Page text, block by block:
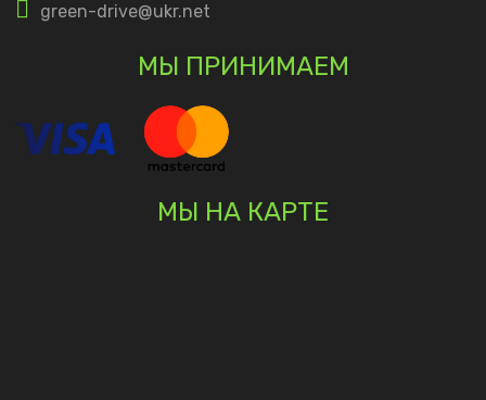
green-drive@ukr.net
МЫ ПРИНИМАЕМ
МЫ НА КАРТЕ